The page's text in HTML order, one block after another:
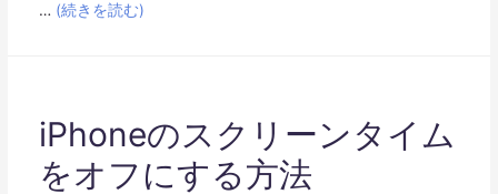
… (続きを読む)
iPhoneのスクリーンタイム
をオフにする方法